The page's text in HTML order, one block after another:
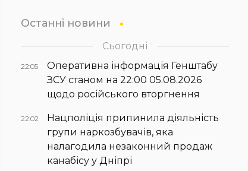
Останні новини
Сьогодні
22:05
Оперативна інформація Генштабу
ЗСУ станом на 22:00 05.08.2026
щодо російського вторгнення
22:02
Нацполіція припинила діяльність
групи наркозбувачів, яка
налагодила незаконний продаж
канабісу у Дніпрі